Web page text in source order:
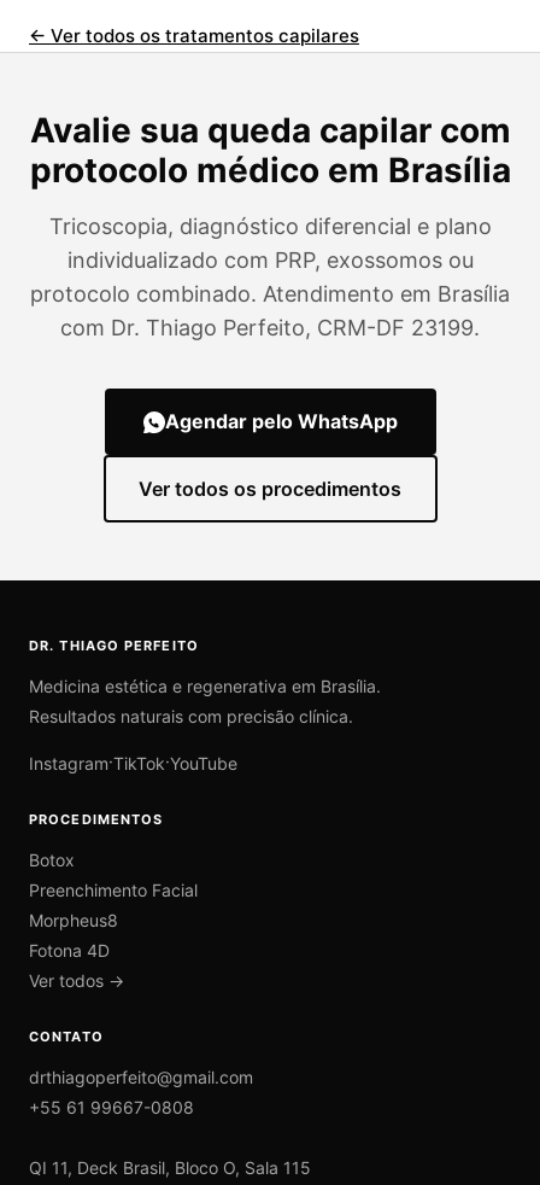
← Ver todos os tratamentos capilares
Avalie sua queda capilar com
protocolo médico em Brasília
Tricoscopia, diagnóstico diferencial e plano
individualizado com PRP, exossomos ou
protocolo combinado. Atendimento em Brasília
com Dr. Thiago Perfeito, CRM-DF 23199.
Agendar pelo WhatsApp
Ver todos os procedimentos
DR. THIAGO PERFEITO
Medicina estética e regenerativa em Brasília.
Resultados naturais com precisão clínica.
Instagram·TikTok·YouTube
PROCEDIMENTOS
Botox
Preenchimento Facial
Morpheus8
Fotona 4D
Ver todos →
CONTATO
drthiagoperfeito@gmail.com
+55 61 99667-0808
QI 11, Deck Brasil, Bloco O, Sala 115